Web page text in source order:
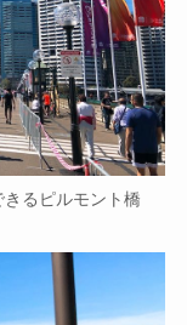
るピルモント橋